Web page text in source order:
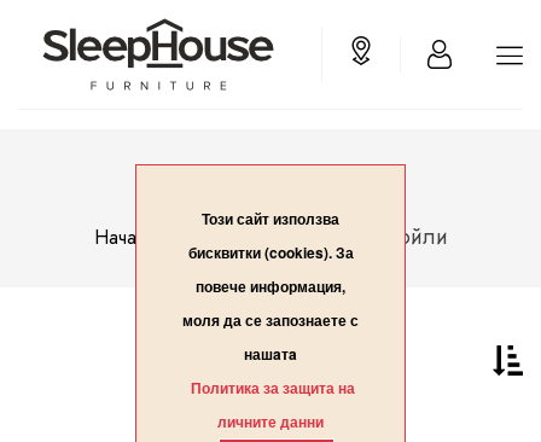
Начало Фотьойли
Този сайт използва
бисквитки (cookies). За
повече информация,
моля да се запознаете с
нашaтa
Политика за защита на
личните данни